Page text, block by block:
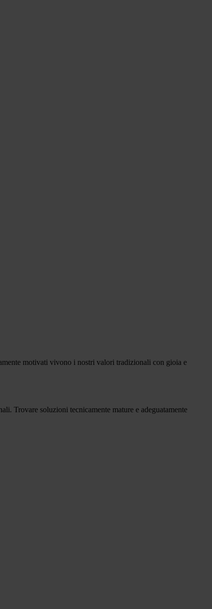
motivati vivono i nostri valori tradizionali con gioia e
Trovare soluzioni tecnicamente mature e adeguatamente